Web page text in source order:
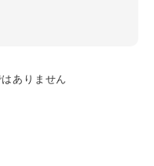
ありません